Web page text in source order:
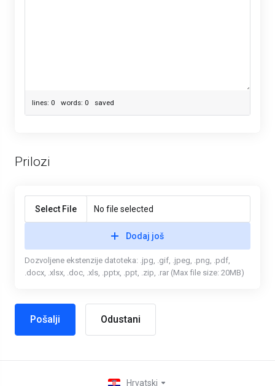
lines: 0 words: 0 saved
Prilozi
Select File No file selected
Dodaj još
Dozvoljene ekstenzije datoteka: .jpg, .gif, .jpeg, .png, .pdf,
.docx, .xlsx, .doc, .xls, .pptx, .ppt, .zip, .rar (Max file size: 20MB)
Odustani
Hrvatski